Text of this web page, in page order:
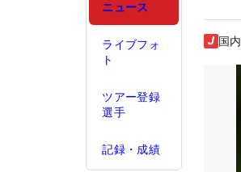
ニュース
ライブフォ
ト
ツアー登録
選手
記録・成績
国